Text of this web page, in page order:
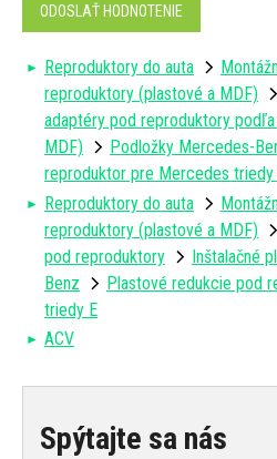
ODOSLAŤ HODNOTENIE
Reproduktory do auta
reproduktory (plastové a MDF)
adaptéry pod reproduktory
MDF)
Podložky Mercedes-
reproduktor pre Mercedes triedy
Reproduktory do auta
reproduktory (plastové a MDF)
pod reproduktory
Inštalačné
Benz
Plastové redukcie pod
triedy E
ACV
Spýtajte sa nás